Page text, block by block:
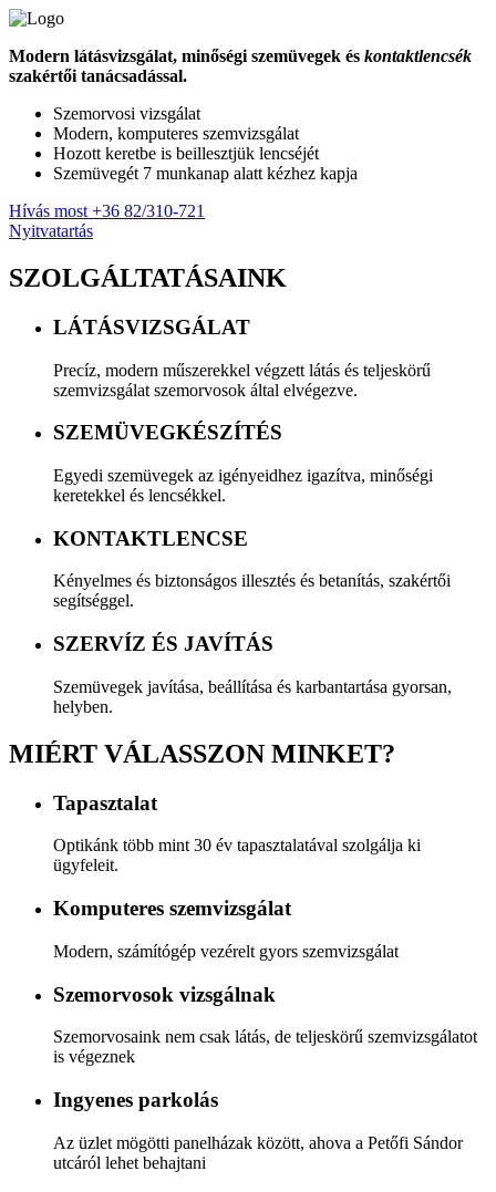
Modern látásvizsgálat, minőségi szemüvegek és kontaktlencsék
szakértői tanácsadással.
Szemorvosi vizsgálat
Modern, komputeres szemvizsgálat
Hozott keretbe is beillesztjük lencséjét
Szemüvegét 7 munkanap alatt kézhez kapja
Hívás most +36 82/310-721
Nyitvatartás
SZOLGÁLTATÁSAINK
LÁTÁSVIZSGÁLAT
Precíz, modern műszerekkel végzett látás és teljeskörű
szemvizsgálat szemorvosok által elvégezve.
SZEMÜVEGKÉSZÍTÉS
Egyedi szemüvegek az igényeidhez igazítva, minőségi
keretekkel és lencsékkel.
KONTAKTLENCSE
Kényelmes és biztonságos illesztés és betanítás, szakértői
segítséggel.
SZERVÍZ ÉS JAVÍTÁS
Szemüvegek javítása, beállítása és karbantartása gyorsan,
helyben.
MIÉRT VÁLASSZON MINKET?
Tapasztalat
Optikánk több mint 30 év tapasztalatával szolgálja ki
ügyfeleit.
Komputeres szemvizsgálat
Modern, számítógép vezérelt gyors szemvizsgálat
Szemorvosok vizsgálnak
Szemorvosaink nem csak látás, de teljeskörű szemvizsgálatot
is végeznek
Ingyenes parkolás
Az üzlet mögötti panelházak között, ahova a Petőfi Sándor
utcáról lehet behajtani